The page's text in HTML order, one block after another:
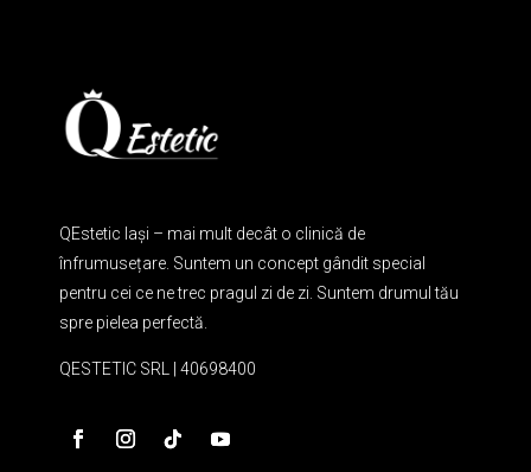
QEstetic Iași – mai mult decât o clinică de
înfrumusețare. Suntem un concept gândit special
pentru cei ce ne trec pragul zi de zi. Suntem drumul tău
spre pielea perfectă.
QESTETIC SRL | 40698400